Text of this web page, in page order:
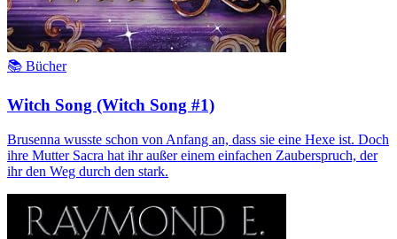
📚 Bücher
Witch Song (Witch Song #1)
Brusenna wusste schon von Anfang an, dass sie eine Hexe ist. Doch
ihre Mutter Sacra hat ihr außer einem einfachen Zauberspruch, der
ihr den Weg durch den stark.